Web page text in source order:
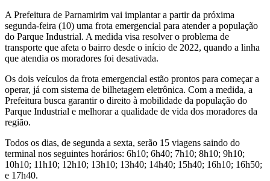
A Prefeitura de Parnamirim vai implantar a partir da próxima
segunda-feira (10) uma frota emergencial para atender a população
do Parque Industrial. A medida visa resolver o problema de
transporte que afeta o bairro desde o início de 2022, quando a linha
que atendia os moradores foi desativada.
Os dois veículos da frota emergencial estão prontos para começar a
operar, já com sistema de bilhetagem eletrônica. Com a medida, a
Prefeitura busca garantir o direito à mobilidade da população do
Parque Industrial e melhorar a qualidade de vida dos moradores da
região.
Todos os dias, de segunda a sexta, serão 15 viagens saindo do
terminal nos seguintes horários: 6h10; 6h40; 7h10; 8h10; 9h10;
10h10; 11h10; 12h10; 13h10; 13h40; 14h40; 15h40; 16h10; 16h50;
e 17h40.